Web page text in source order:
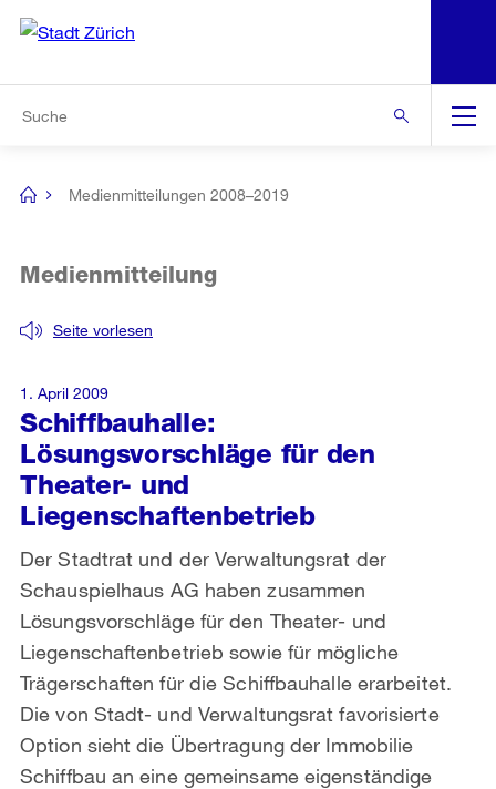
Navigation
[no
Medienmitteilungen 2008–2019
Schiffbauhalle:
Lösungsvorschläge für den
Theater- und
Liegenschaftenbetrieb
Seite vorlesen
Medienmitteilung
Der Stadtrat und der Verwaltungsrat der
Schauspielhaus AG haben zusammen
Lösungsvorschläge für den Theater- und
Liegenschaftenbetrieb sowie für mögliche
Trägerschaften für die Schiffbauhalle erarbeitet.
Die von Stadt- und Verwaltungsrat favorisierte
Option sieht die Übertragung der Immobilie
Schiffbau an eine gemeinsame eigenständige
1. April 2009